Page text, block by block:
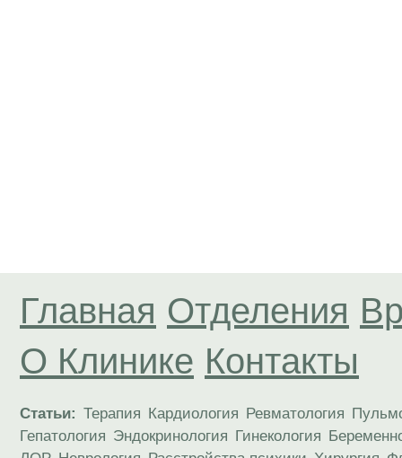
Главная Отделения
О Клинике Контакты
Статьи: Терапия Кардиология Ревматология
Гепатология Эндокринология Гинекология